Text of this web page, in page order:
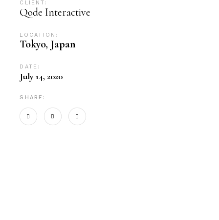
CLIENT:
Qode Interactive
LOCATION:
Tokyo, Japan
DATE:
July 14, 2020
SHARE: